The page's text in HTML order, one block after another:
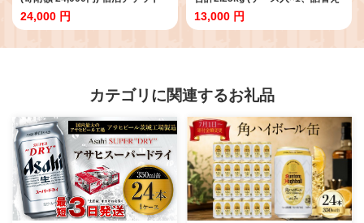
宿泊 宿 山小屋 山荘 ホテル 旅 旅
行 観光 レジャー チケット 登山 ト
観光 立山観光 立山黒部観光 F6T-
24,000 円
袋入×2) 米みそ 米味噌 セット 国
産 味噌 みそ 調味料 お歳暮 お中元
13,000 円
カテゴリに関連するお礼品